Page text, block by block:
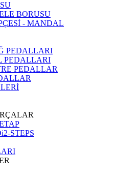
BORUSU
- MANDAL
PEDALLARI
PEDALLARI
PEDALLAR
STEPS